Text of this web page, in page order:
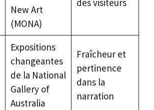
New Art
(MONA)
des visiteurs
Expositions
changeantes
de la National
Gallery of
Australia
Fraîcheur et
pertinence
dans la
narration